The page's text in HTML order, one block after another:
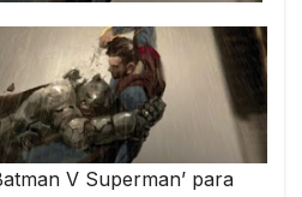
V Superman‬’ para